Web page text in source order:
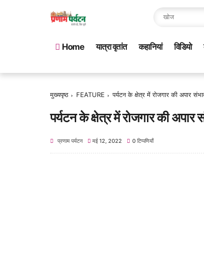
Home यात्रा वृतांत कहानियां विडियो
मुख्यपृष्ठ FEATURE पर्यटन के क्षेत्र में रोजगार की अपार
पर्यटन के क्षेत्र में रोजगार की अपार
प्रणाम पर्यटन मई 12, 2022 0 टिप्पणियाँ